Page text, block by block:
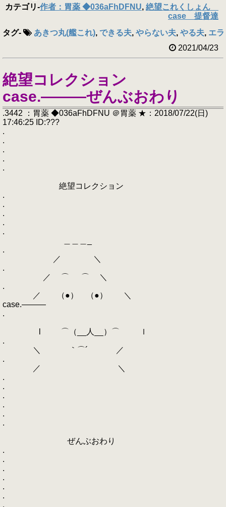
カテゴリ-作者：胃薬 ◆036aFhDFNU, 絶望これくしょん
case 提督達
タグ- あきつ丸(艦これ), できる夫, やらない夫, やる夫, エ
2021/04/23
絶望コレクション
case.―――ぜんぶおわり
.3442 ：胃薬 ◆036aFhDFNU ＠胃薬 ★：2018/07/22(日)
17:46:25 ID:???
.
.
.
.
.
絶望コレクション
.
.
.
.
.
.
／ ＼
.
／ ⌒ ⌒ ＼
.
／ （●） （●） ＼
case.―――
.
l ⌒（__人__）⌒ ｌ
.
＼ ｀⌒´ ／
.
／ ＼
.
.
.
.
.
.
ぜんぶおわり
.
.
.
.
.
.
.